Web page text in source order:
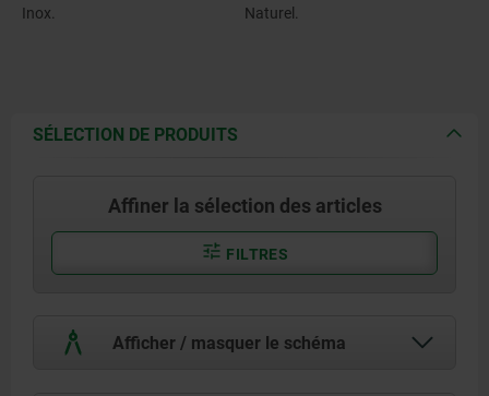
Inox. Naturel.
SÉLECTION DE PRODUITS
Affiner la sélection des articles
FILTRES
Afficher / masquer le schéma